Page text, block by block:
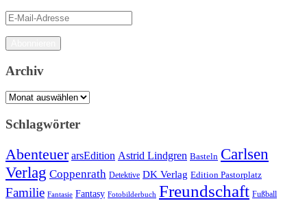
E-
Mail-
Adresse
Archiv
Archiv
Schlagwörter
Abenteuer arsEdition Astrid Lindgren Basteln Carlsen
Verlag Coppenrath Detektive DK Verlag Edition Pastorplatz
Familie Fantasie Fantasy Fotobilderbuch Freundschaft Fußball